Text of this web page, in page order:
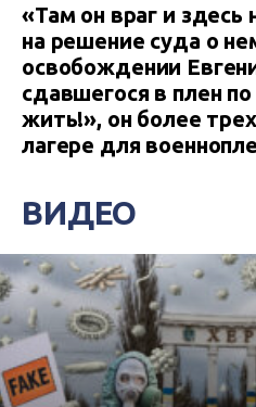
«Там он враг и здесь
на решение суда о
освобождении
сдавшегося в плен
жить!», он более
лагере для
ВИДЕО